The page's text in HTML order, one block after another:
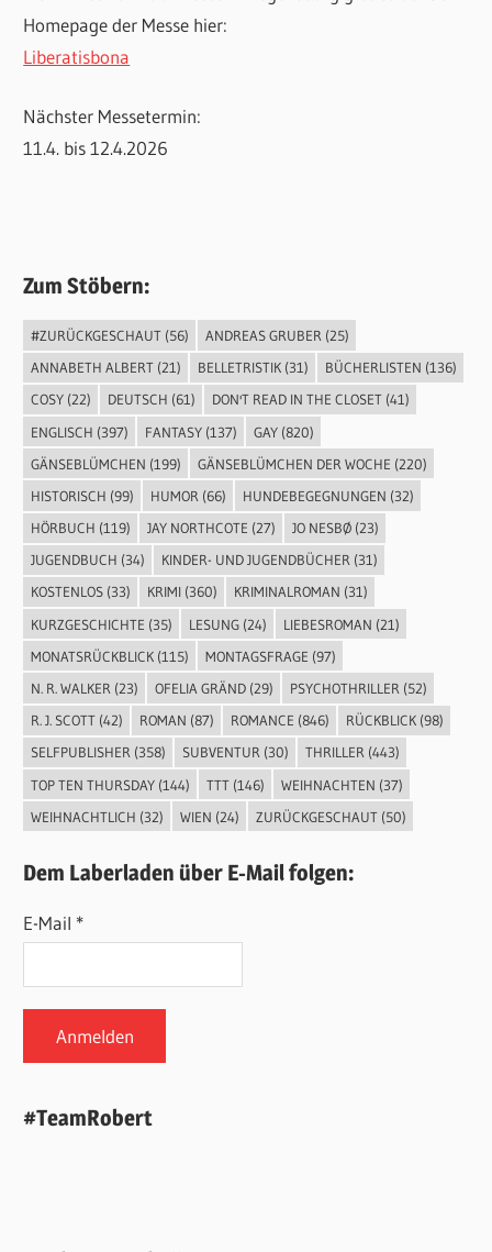
Homepage der Messe hier:
Liberatisbona
Nächster Messetermin:
11.4. bis 12.4.2026
Zum Stöbern:
#ZURÜCKGESCHAUT(56) ANDREAS GRUBER (25)
ANNABETH ALBERT(21) BELLETRISTIK(31) BÜCHERLISTEN (136)
COSY(22) DEUTSCH (61) DON'T READ IN THE CLOSET(41)
ENGLISCH (397) FANTASY(137) GAY(820)
GÄNSEBLÜMCHEN (199) GÄNSEBLÜMCHEN DER WOCHE (220)
HISTORISCH (99) HUMOR (66) HUNDEBEGEGNUNGEN (32)
HÖRBUCH (119) JAY NORTHCOTE (27) JO NESBØ(23)
JUGENDBUCH (34) KINDER- UND JUGENDBÜCHER(31)
KOSTENLOS(33) KRIMI(360) KRIMINALROMAN (31)
KURZGESCHICHTE (35) LESUNG(24) LIEBESROMAN (21)
MONATSRÜCKBLICK(115) MONTAGSFRAGE (97)
N. R. WALKER (23) OFELIA GRÄND(29) PSYCHOTHRILLER (52)
R. J. SCOTT(42) ROMAN (87) ROMANCE (846) RÜCKBLICK(98)
SELFPUBLISHER(358) SUBVENTUR(30) THRILLER(443)
TOP TEN THURSDAY(144) TTT(146) WEIHNACHTEN (37)
WEIHNACHTLICH (32) WIEN (24) ZURÜCKGESCHAUT(50)
Dem Laberladen über E-Mail folgen:
E-Mail *
#TeamRobert